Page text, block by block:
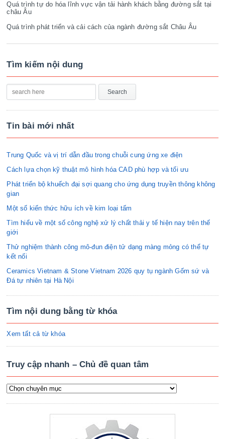
Quá trình tự do hóa lĩnh vực vận tải hành khách bằng đường sắt tại
châu Âu
Quá trình phát triển và cải cách của ngành đường sắt Châu Âu
Tìm kiếm nội dung
Tin bài mới nhất
Trung Quốc và vị trí dẫn đầu trong chuỗi cung ứng xe điện
Cách lựa chọn kỹ thuật mô hình hóa CAD phù hợp và tối ưu
Phát triển bộ khuếch đại sợi quang cho ứng dụng truyền thông không
gian
Một số kiến thức hữu ích về kim loại tấm
Tìm hiểu về một số công nghệ xử lý chất thải y tế hiện nay trên thế
giới
Thử nghiệm thành công mô-đun điện tử dạng màng mỏng có thể tự
kết nối
Ceramics Vietnam & Stone Vietnam 2026 quy tụ ngành Gốm sứ và
Đá tự nhiên tại Hà Nội
Tìm nội dung bằng từ khóa
Xem tất cả từ khóa
Truy cập nhanh – Chủ đề quan tâm